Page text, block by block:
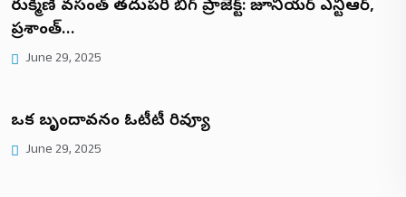
రుక్మిణి వసంత్ తదుపరి బిగ్ ప్రాజెక్ట్: జూనియర్ ఎన్టీఆర్,
ప్రశాంత్…
June 29, 2025
ఒక బృందావనం ఓటీటీ రివ్యూ
June 29, 2025